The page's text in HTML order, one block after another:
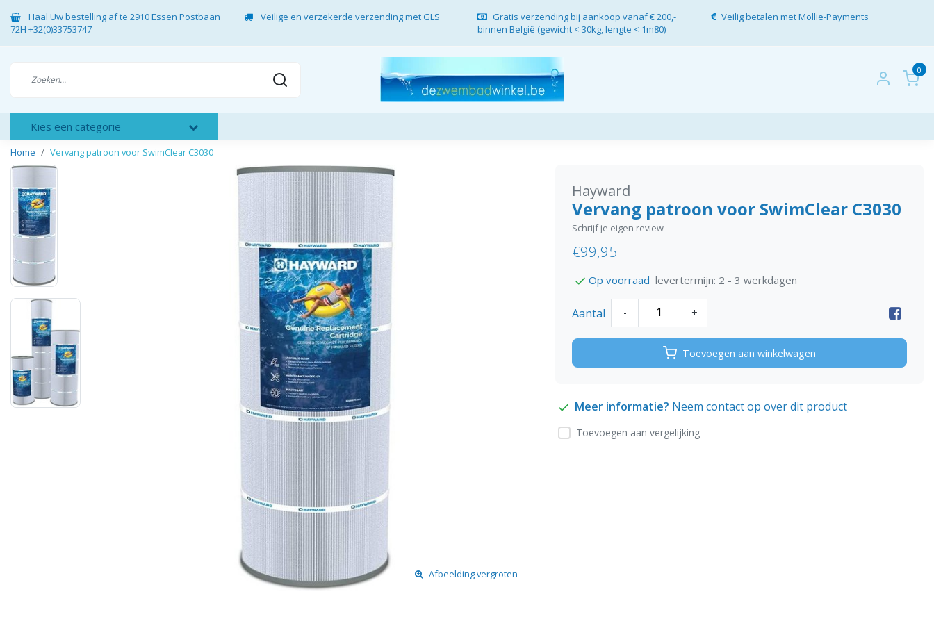
Haal Uw bestelling af te 2910 Essen Postbaan
72H +32(0)33753747
Veilige en verzekerde verzending met GLS
Gratis verzending bij aankoop vanaf € 200,-
binnen België (gewicht < 30kg, lengte < 1m80)
Veilig betalen met Mollie-Payments
0
Kies een categorie
Home Vervang patroon voor SwimClear C3030
Afbeelding vergroten
Hayward
Vervang patroon voor SwimClear C3030
Schrijf je eigen review
€99,95
Op voorraad levertermijn: 2 - 3 werkdagen
Aantal - +
Toevoegen aan winkelwagen
Meer informatie? Neem contact op over dit product
Toevoegen aan vergelijking